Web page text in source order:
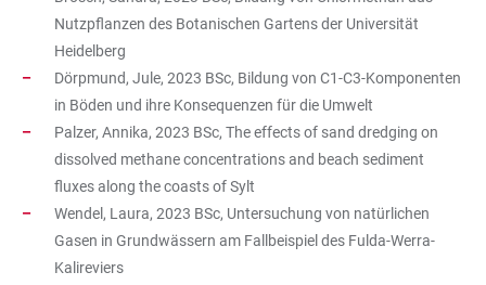
Nutzpflanzen des Botanischen Gartens der Universität
Heidelberg
Dörpmund, Jule, 2023 BSc, Bildung von C1-C3-Komponenten
in Böden und ihre Konsequenzen für die Umwelt
Palzer, Annika, 2023 BSc, The effects of sand dredging on
dissolved methane concentrations and beach sediment
fluxes along the coasts of Sylt
Wendel, Laura, 2023 BSc, Untersuchung von natürlichen
Gasen in Grundwässern am Fallbeispiel des Fulda-Werra-
Kalireviers